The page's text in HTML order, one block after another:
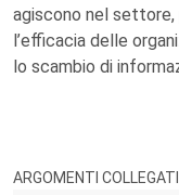
agiscono nel
l’efficacia delle
lo scambio di
ARGOMENTI COLLEGATI